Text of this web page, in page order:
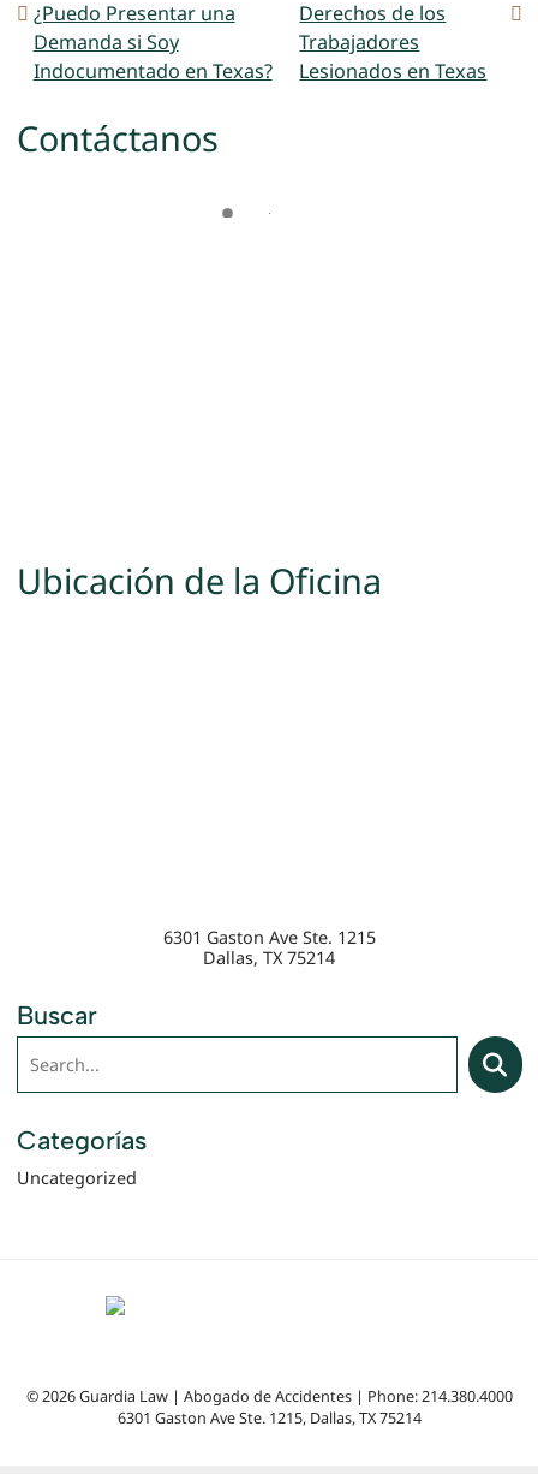
NAVEGACIÓN DE
¿Puedo Presentar una
Demanda si Soy
Indocumentado en Texas?
Derechos de los
Trabajadores
Lesionados en Texas
Buscar
Buscar
Categorías
Uncategorized
Contáctanos
Ubicación de la Oficina
6301 Gaston Ave Ste. 1215
Dallas, TX 75214
© 2026 Guardia Law | Abogado de Accidentes | Phone: 214.380.4000
6301 Gaston Ave Ste. 1215, Dallas,TX 75214